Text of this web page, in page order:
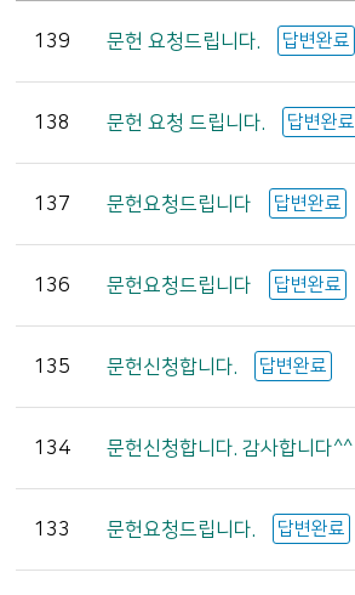
139 문헌 요청드립니다. 답변완료
138 문헌 요청 드립니다. 답변완료
137 문헌요청드립니다 답변완료
136 문헌요청드립니다 답변완료
135 문헌신청합니다. 답변완료
134 문헌신청합니다. 감사합니다^^
133 문헌요청드립니다. 답변완료